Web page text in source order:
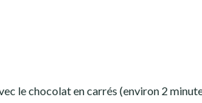
le chocolat en carrés (environ 2